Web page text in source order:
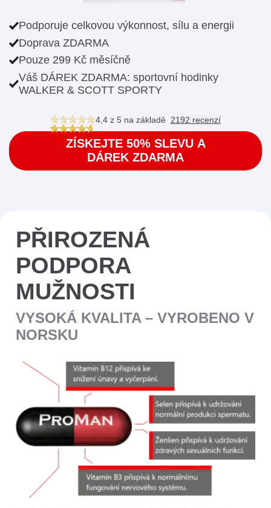
Podporuje celkovou výkonnost, sílu a energii
Doprava ZDARMA
Pouze 299 Kč měsíčně
Váš DÁREK ZDARMA: sportovní hodinky
WALKER & SCOTT SPORTY
4,4 z 5 na základě 2192 recenzí
ZÍSKEJTE 50% SLEVU A
DÁREK ZDARMA
PŘIROZENÁ
PODPORA
MUŽNOSTI
VYSOKÁ KVALITA – VYROBENO V
NORSKU